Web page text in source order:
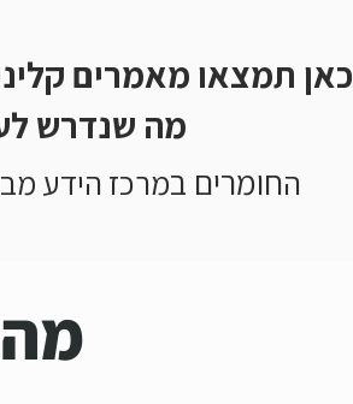
כאן תמצאו מאמרים
מה שנדרש
החומרים במרכז הידע